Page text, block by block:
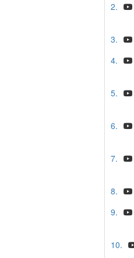
2.
3.
4.
5.
6.
7.
8.
9.
10.